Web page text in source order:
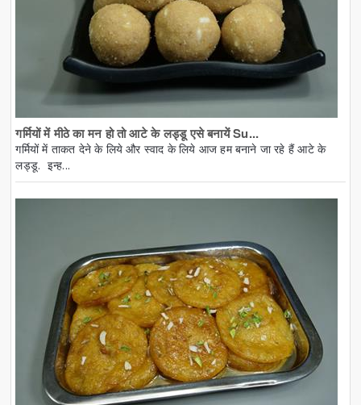
गर्मियों में मीठे का मन हो तो आटे के लड्डू एसे बनायें Su...
गर्मियों में ताकत देने के लिये और स्वाद के लिये आज हम बनाने जा रहे हैं आटे के
लड्डू. इन्ह...